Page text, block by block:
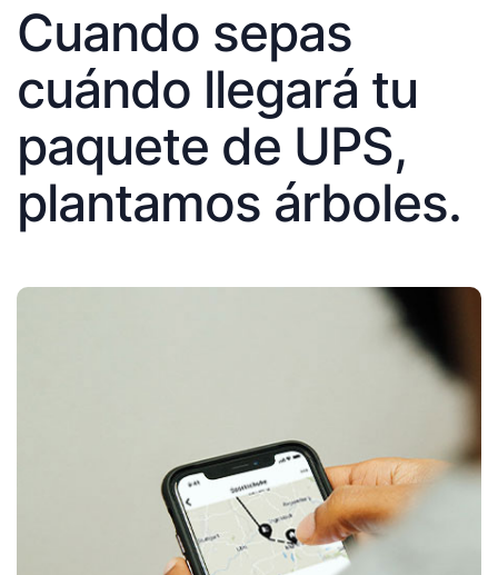
Cuando sepas
cuándo llegará tu
paquete de UPS,
plantamos árboles.